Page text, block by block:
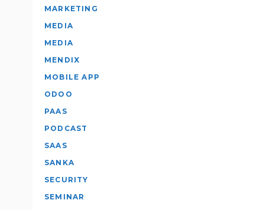
MARKETING
MEDIA
MEDIA
MENDIX
MOBILE APP
ODOO
PAAS
PODCAST
SAAS
SANKA
SECURITY
SEMINAR